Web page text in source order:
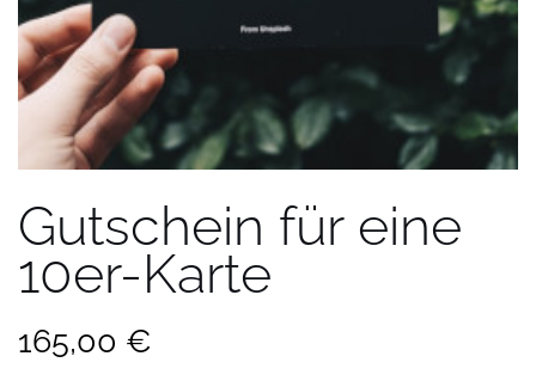
Gutschein für eine
10er-Karte
165,00 €